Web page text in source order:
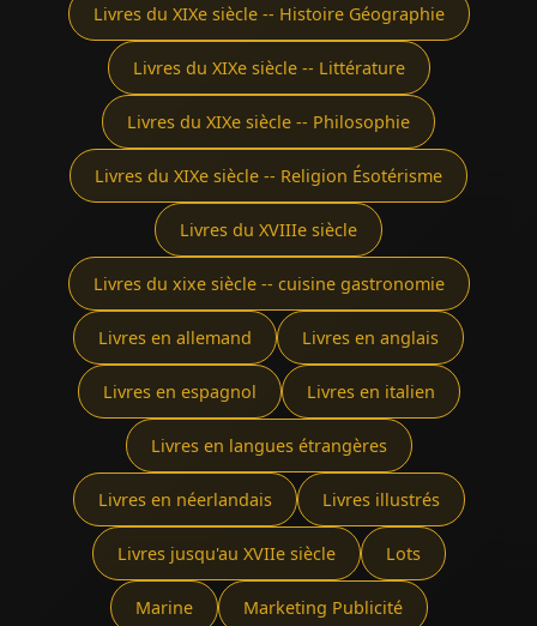
Livres du XIXe siècle -- Histoire Géographie
Livres du XIXe siècle -- Littérature
Livres du XIXe siècle -- Philosophie
Livres du XIXe siècle -- Religion Ésotérisme
Livres du XVIIIe siècle
Livres du xixe siècle -- cuisine gastronomie
Livres en allemand Livres en anglais
Livres en espagnol Livres en italien
Livres en langues étrangères
Livres en néerlandais Livres illustrés
Livres jusqu'au XVIIe siècle Lots
Marine Marketing Publicité